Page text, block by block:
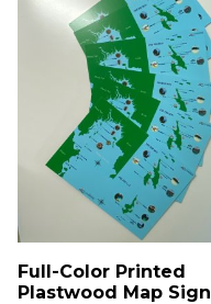
Full-Color Printed
Plastwood Map Sign